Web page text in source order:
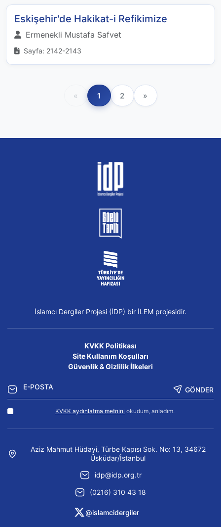
Eskişehir'de Hakikat-i Refikimize
Ermenekli Mustafa Safvet
Sayfa: 2142-2143
« 1 2 »
İslamcı Dergiler Projesi (İDP) bir İLEM projesidir.
KVKK Politikası
Site Kullanım Koşulları
Güvenlik & Gizlilik İlkeleri
GÖNDER
KVKK aydınlatma metnini okudum, anladım.
Aziz Mahmut Hüdayi, Türbe Kapısı Sok. No: 13, 34672
Üsküdar/İstanbul
idp@idp.org.tr
(0216) 310 43 18
@islamcidergiler